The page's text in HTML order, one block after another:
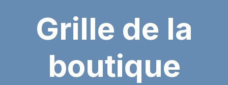
Grille de la
boutique